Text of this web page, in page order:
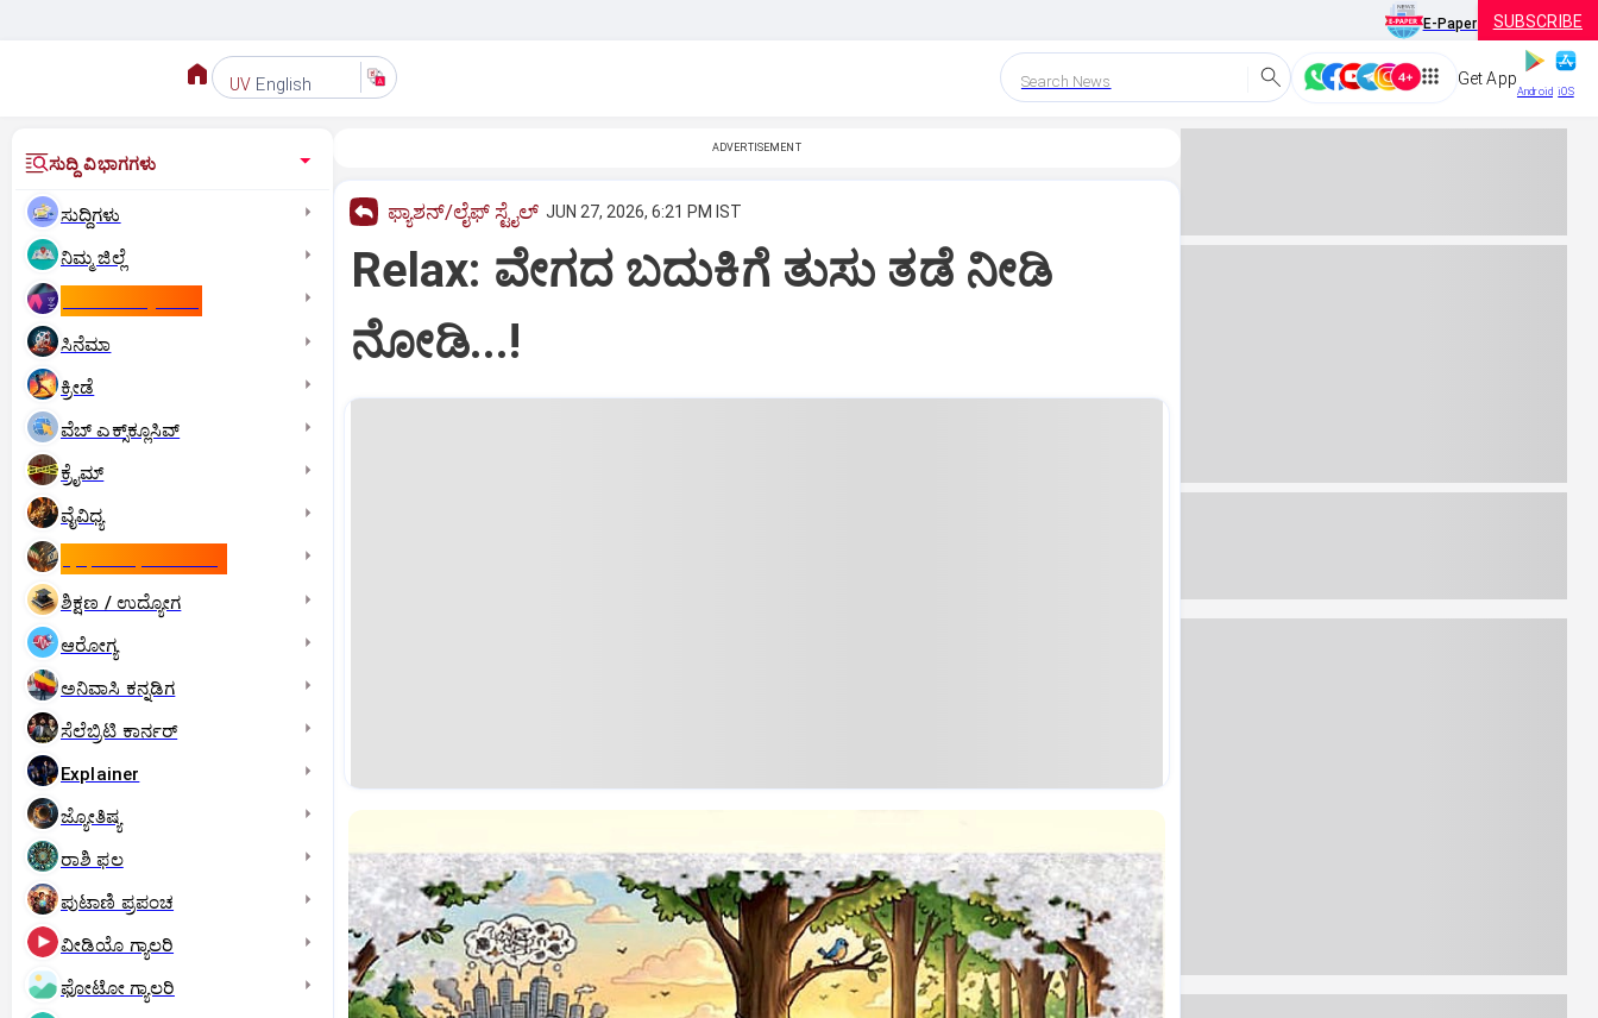
E-Paper SUBSCRIBE
UV English Search News Get App
Android iOS
ಸುದ್ದಿ ವಿಭಾಗಗಳು
ಸುದ್ದಿಗಳು
ನಿಮ್ಮ ಜಿಲ್ಲೆ
ಸಿನೆಮಾ
ಕ್ರೀಡೆ
ವೆಬ್ ಎಕ್ಸ್‌ಕ್ಲೂಸಿವ್
ಕ್ರೈಮ್
ವೈವಿಧ್ಯ
ಶಿಕ್ಷಣ / ಉದ್ಯೋಗ
ಆರೋಗ್ಯ
ಅನಿವಾಸಿ ಕನ್ನಡಿಗ
ಸೆಲೆಬ್ರಿಟಿ ಕಾರ್ನರ್‌
Explainer
ಜ್ಯೋತಿಷ್ಯ
ರಾಶಿ ಫಲ
ಪುಟಾಣಿ ಪ್ರಪಂಚ
ವೀಡಿಯೊ ಗ್ಯಾಲರಿ
ಫೋಟೋ ಗ್ಯಾಲರಿ
ADVERTISEMENT
ಫ್ಯಾಶನ್/ಲೈಫ್‌ ಸ್ಟೈಲ್ JUN 27, 2026, 6:21 PM IST
Relax: ವೇಗದ ಬದುಕಿಗೆ ತುಸು ತಡೆ ನೀಡಿ
ನೋಡಿ...!